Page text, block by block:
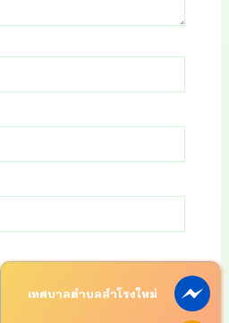
ชื่อเว็บไซต์ของฉันบน
แสดงความเห็นครั้งถัดไป
เทศบาลตำบลสำโรงใหม่